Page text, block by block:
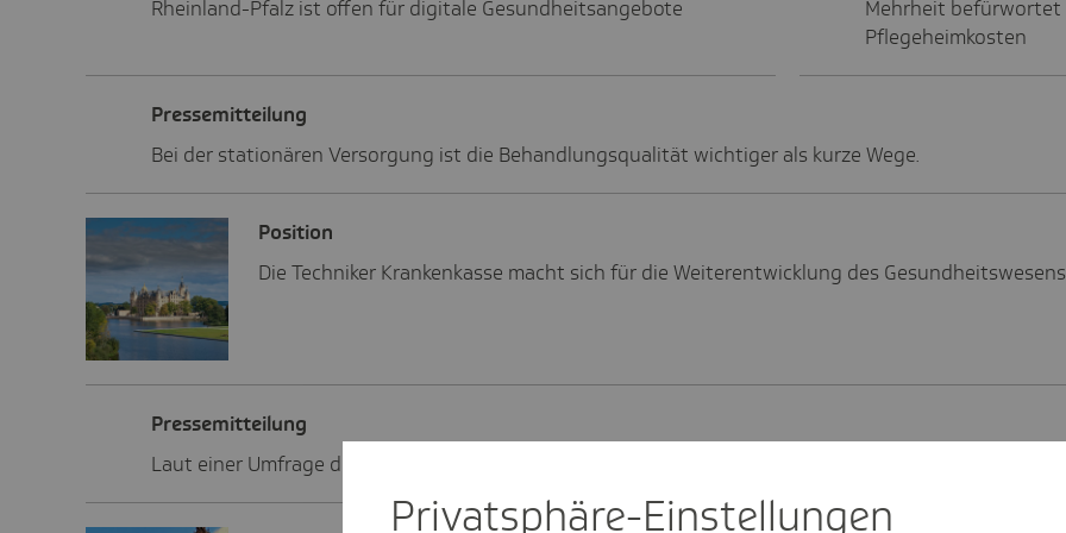
Rheinland-Pfalz ist offen für digitale Gesundheitsangebote
Mehrheit befürwortet
Pflegeheimkosten
Pres­se­mit­tei­lung
Bei der stationären Versorgung ist die Behandlungsqualität wichtiger als kurze Wege.
Posi­tion
Die Techniker Krankenkasse macht sich für die Weiterentwicklung des
Pres­se­mit­tei­lung
Laut einer Umfrage der TK zum Gesundheitssystem, plädiert die breite Mehrheit für Reformen.
Privat­sphäre-Einstel­lungen